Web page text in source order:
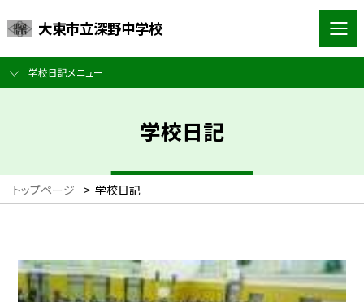
大東市立深野中学校
学校日記メニュー
学校日記
トップページ > 学校日記